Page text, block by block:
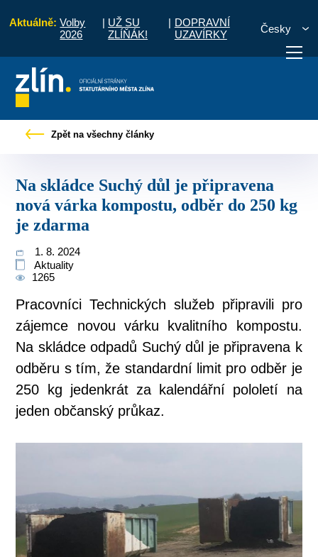
Aktuálně: Volby
2026
| UŽ SU
ZLÍŇÁK!
| DOPRAVNÍ
UZAVÍRKY
Česky
vyřídit Potřebuji zaplatit
Zpět na všechny články
Na skládce Suchý důl je připravena
nová várka kompostu, odběr do 250 kg
je zdarma
1. 8. 2024
Aktuality
1265
Pracovníci Technických služeb připravili pro
zájemce novou várku kvalitního kompostu.
Na skládce odpadů Suchý důl je připravena k
odběru s tím, že standardní limit pro odběr je
250 kg jedenkrát za kalendářní pololetí na
jeden občanský průkaz.